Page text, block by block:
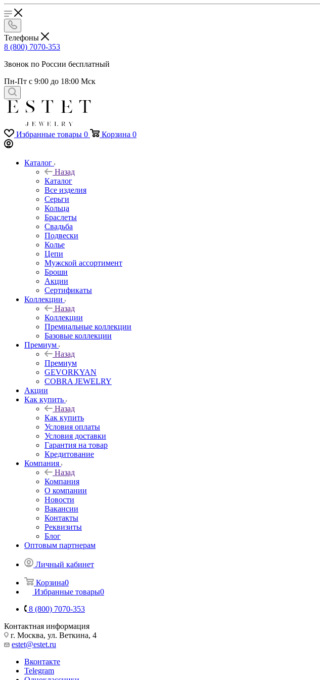
Телефоны
8 (800) 7070-353
Звонок по России бесплатный
Пн-Пт с 9:00 до 18:00 Мск
Избранные товары 0 Корзина 0
Каталог
Назад
Каталог
Все изделия
Серьги
Кольца
Браслеты
Свадьба
Подвески
Колье
Цепи
Мужской ассортимент
Броши
Акции
Сертификаты
Коллекции
Назад
Коллекции
Премиальные коллекции
Базовые коллекции
Премиум
Назад
Премиум
GEVORKYAN
COBRA JEWELRY
Акции
Как купить
Назад
Как купить
Условия оплаты
Условия доставки
Гарантия на товар
Кредитование
Компания
Назад
Компания
О компании
Новости
Вакансии
Контакты
Реквизиты
Блог
Оптовым партнерам
Личный кабинет
Корзина0
Избранные товары0
8 (800) 7070-353
Контактная информация
г. Москва, ул. Веткина, 4
estet@estet.ru
Вконтакте
Telegram